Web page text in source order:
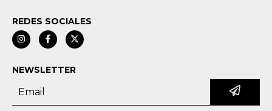
REDES SOCIALES
NEWSLETTER